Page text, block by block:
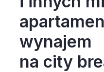
wynajem
na city